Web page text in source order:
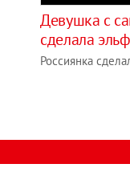
Девушка с
сделала
Россиянка